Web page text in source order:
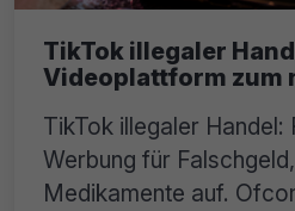
TikTok illegaler
Videoplattform zum
TikTok illegaler
Werbung für
Medikamente auf.